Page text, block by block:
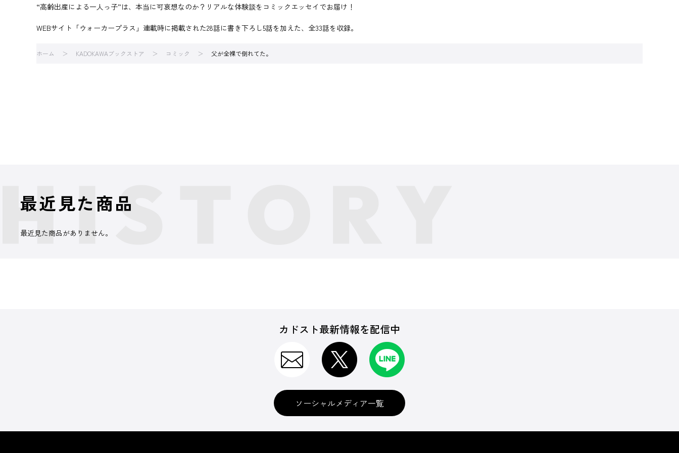
“高齢出産による一人っ子”は、本当に可哀想なのか？リアルな体験談をコミックエッセイでお届け！
WEBサイト「ウォーカープラス」連載時に掲載された28話に書き下ろし5話を加えた、全33話を収録。
ホーム KADOKAWAブックストア コミック 父が全裸で倒れてた。
最近見た商品
最近見た商品がありません。
カドスト最新情報を配信中
ソーシャルメディア一覧